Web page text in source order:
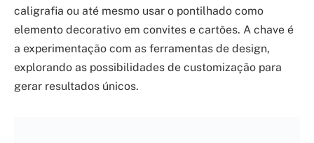
caligrafia ou até mesmo usar o pontilhado como
elemento decorativo em convites e cartões. A chave é
a experimentação com as ferramentas de design,
explorando as possibilidades de customização para
gerar resultados únicos.